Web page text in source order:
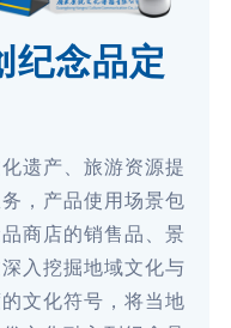
纪念品定
遗产、旅游资源提
，产品使用场景包
商店的销售品、景
入挖掘地域文化与
文化符号，将当地